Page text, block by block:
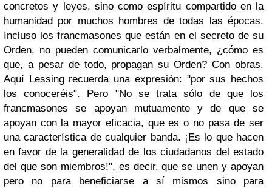
concretos y leyes, sino como espíritu compartido en la
humanidad por muchos hombres de todas las épocas.
Incluso los francmasones que están en el secreto de su
Orden, no pueden comunicarlo verbalmente, ¿cómo es
que, a pesar de todo, propagan su Orden? Con obras.
Aquí Lessing recuerda una expresión: "por sus hechos
los conoceréis". Pero "No se trata sólo de que los
francmasones se apoyan mutuamente y de que se
apoyan con la mayor eficacia, que es o no pasa de ser
una característica de cualquier banda. ¡Es lo que hacen
en favor de la generalidad de los ciudadanos del estado
del que son miembros!", es decir, que se unen y apoyan
pero no para beneficiarse a sí mismos sino para